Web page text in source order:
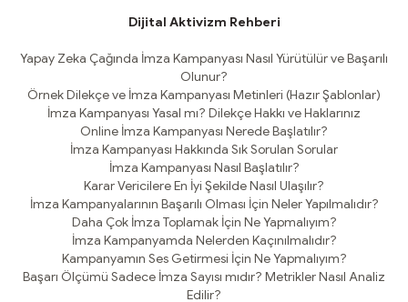
Dijital Aktivizm Rehberi
Yapay Zeka Çağında İmza Kampanyası Nasıl Yürütülür ve Başarılı
Olunur?
Örnek Dilekçe ve İmza Kampanyası Metinleri (Hazır Şablonlar)
İmza Kampanyası Yasal mı? Dilekçe Hakkı ve Haklarınız
Online İmza Kampanyası Nerede Başlatılır?
İmza Kampanyası Hakkında Sık Sorulan Sorular
İmza Kampanyası Nasıl Başlatılır?
Karar Vericilere En İyi Şekilde Nasıl Ulaşılır?
İmza Kampanyalarının Başarılı Olması İçin Neler Yapılmalıdır?
Daha Çok İmza Toplamak İçin Ne Yapmalıyım?
İmza Kampanyamda Nelerden Kaçınılmalıdır?
Kampanyamın Ses Getirmesi İçin Ne Yapmalıyım?
Başarı Ölçümü Sadece İmza Sayısı mıdır? Metrikler Nasıl Analiz
Edilir?